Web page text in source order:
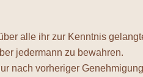
alle ihr zur Kenntnis
jedermann zu bewahren.
nach vorheriger